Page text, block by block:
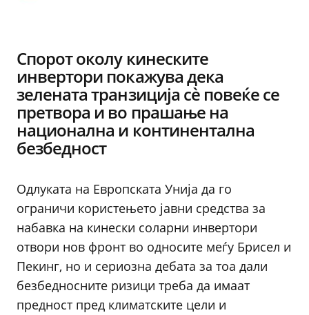
Спорот околу кинеските
инвертори покажува дека
зелената транзиција сè повеќе се
претвора и во прашање на
национална и континентална
безбедност
Одлуката на Европската Унија да го
ограничи користењето јавни средства за
набавка на кинески соларни инвертори
отвори нов фронт во односите меѓу Брисел и
Пекинг, но и сериозна дебата за тоа дали
безбедносните ризици треба да имаат
предност пред климатските цели и